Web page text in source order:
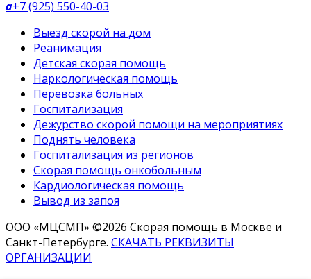
a+7 (925) 550-40-03
Выезд скорой на дом
Реанимация
Детская скорая помощь
Наркологическая помощь
Перевозка больных
Госпитализация
Дежурство скорой помощи на мероприятиях
Поднять человека
Госпитализация из регионов
Скорая помощь онкобольным
Кардиологическая помощь
Вывод из запоя
ООО «МЦСМП» ©2026 Скорая помощь в Москве и
Санкт-Петербурге. СКАЧАТЬ РЕКВИЗИТЫ
ОРГАНИЗАЦИИ